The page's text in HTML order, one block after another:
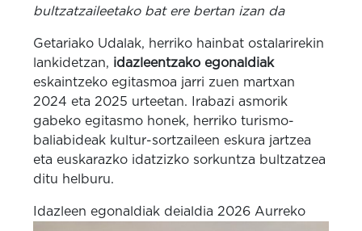
bultzatzaileetako bat ere bertan izan da
Getariako Udalak, herriko hainbat ostalarirekin
lankidetzan, idazleentzako egonaldiak
eskaintzeko egitasmoa jarri zuen martxan
2024 eta 2025 urteetan. Irabazi asmorik
gabeko egitasmo honek, herriko turismo-
baliabideak kultur-sortzaileen eskura jartzea
eta euskarazko idatzizko sorkuntza bultzatzea
ditu helburu.
Idazleen egonaldiak deialdia 2026 Aurreko